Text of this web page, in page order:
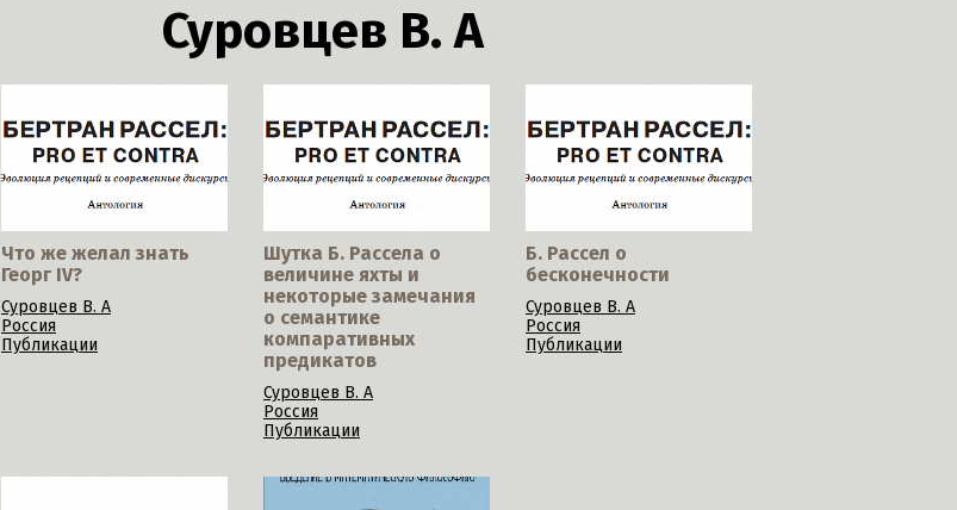
Суровцев В. А
Что же желал знать
Георг IV?
Суровцев В. А
Россия
Публикации
Шутка Б. Рассела о
величине яхты и
некоторые замечания
о семантике
компаративных
предикатов
Суровцев В. А
Россия
Публикации
Б. Рассел о
бесконечности
Суровцев В. А
Россия
Публикации